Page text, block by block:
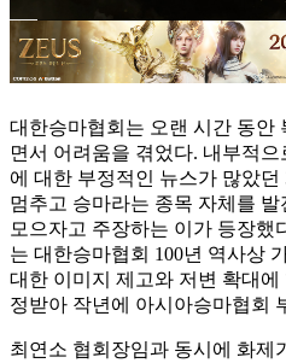
대한승마협회는 오랜 시간 동안
면서 어려움을 겪었다. 내부적
에 대한 부정적인 뉴스가 많았
멈추고 승마라는 종목 자체를
모으자고 주장하는 이가 등장했
는 대한승마협회 100년 역사상
대한 이미지 제고와 저변 확대
정받아 작년에 아시아승마협회
최연소 협회장임과 동시에 화제